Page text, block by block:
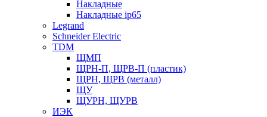
Накладные
Накладные ip65
Legrand
Schneider Electric
TDM
ЩМП
ЩРН-П, ЩРВ-П (пластик)
ЩРН, ЩРВ (металл)
ЩУ
ЩУРН, ЩУРВ
ИЭК